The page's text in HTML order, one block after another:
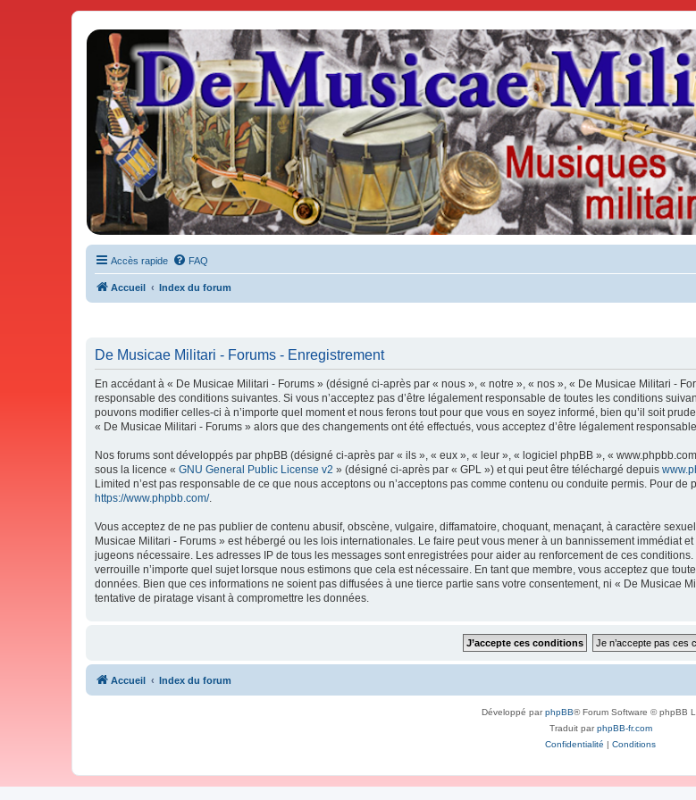
De Musicae Militari - Forums
Forums de discussions
Accès rapide FAQ
Accueil Index du forum
De Musicae Militari - Forums - Enregistrement
En accédant à « De Musicae Militari - Forums » (désigné ci-après par « nous », « notre », « nos », « De Musicae Militari -
responsable des conditions suivantes. Si vous n’acceptez pas d’être légalement responsable de toutes les conditions
pouvons modifier celles-ci à n’importe quel moment et nous ferons tout pour que vous en soyez informé, bien qu’il soit
« De Musicae Militari - Forums » alors que des changements ont été effectués, vous acceptez d’être légalement
Nos forums sont développés par phpBB (désigné ci-après par « ils », « eux », « leur », « logiciel phpBB », «
sous la licence « GNU General Public License v2 » (désigné ci-après par « GPL ») et qui peut être téléchargé depuis
Limited n’est pas responsable de ce que nous acceptons ou n’acceptons pas comme contenu ou conduite permis. Pour
https://www.phpbb.com/.
Vous acceptez de ne pas publier de contenu abusif, obscène, vulgaire, diffamatoire, choquant, menaçant, à caractère
Musicae Militari - Forums » est hébergé ou les lois internationales. Le faire peut vous mener à un bannissement immédiat
jugeons nécessaire. Les adresses IP de tous les messages sont enregistrées pour aider au renforcement de ces
verrouille n’importe quel sujet lorsque nous estimons que cela est nécessaire. En tant que membre, vous acceptez que
données. Bien que ces informations ne soient pas diffusées à une tierce partie sans votre consentement, ni « De Musicae
tentative de piratage visant à compromettre les données.
Accueil Index du forum
Développé parphpBB® Forum Software © phpBB
Traduit parphpBB-fr.com
Confidentialité | Conditions